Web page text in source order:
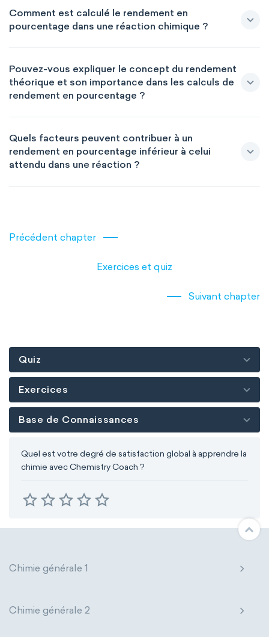
Comment est calculé le rendement en
pourcentage dans une réaction chimique ?
Pouvez-vous expliquer le concept du rendement
théorique et son importance dans les calculs de
rendement en pourcentage ?
Quels facteurs peuvent contribuer à un
rendement en pourcentage inférieur à celui
attendu dans une réaction ?
Précédent chapter
Exercices et quiz
Suivant chapter
Quiz
Exercices
Base de Connaissances
Quel est votre degré de satisfaction global à apprendre la
chimie avec Chemistry Coach ?
Chimie générale 1
Chimie générale 2